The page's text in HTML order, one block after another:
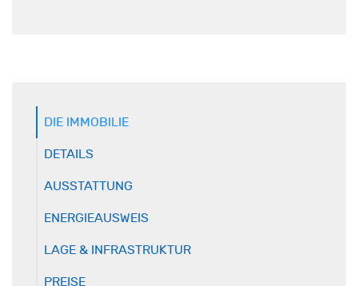
DIE IMMOBILIE
DETAILS
AUSSTATTUNG
ENERGIEAUSWEIS
LAGE & INFRASTRUKTUR
PREISE